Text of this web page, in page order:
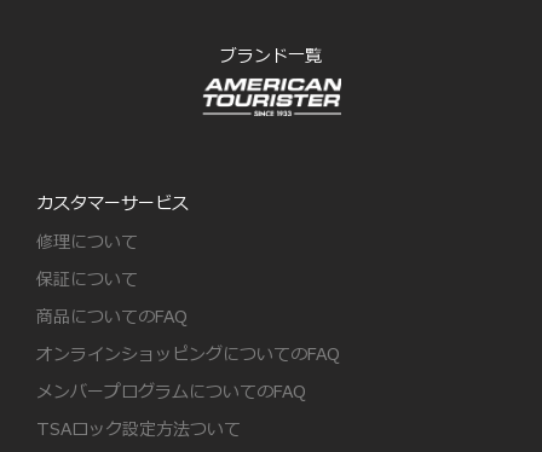
ブランド一覧
カスタマーサービス
修理について
保証について
商品についてのFAQ
オンラインショッピングについてのFAQ
メンバープログラムについてのFAQ
TSAロック設定方法ついて